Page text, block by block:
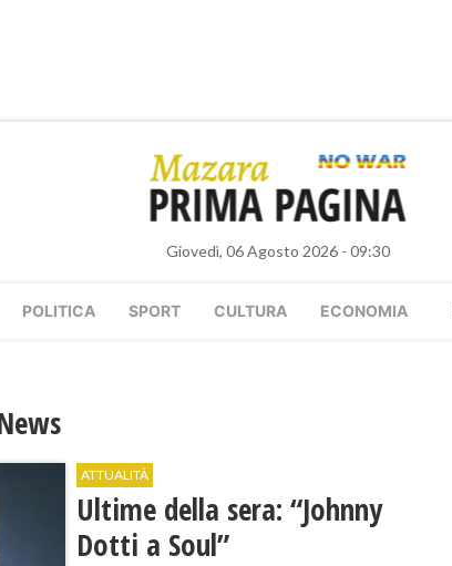
Giovedì, 06 Agosto 2026 - 09:30
POLITICA SPORT CULTURA ECONOMIA
ATTUALITÀ
Ultime della sera: “Johnny
Dotti a Soul”